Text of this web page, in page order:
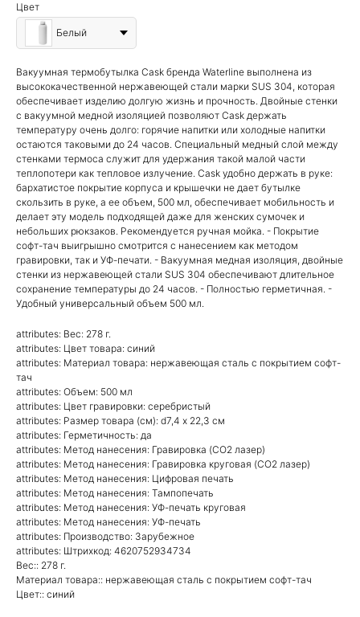
Цвет
Белый
Вакуумная термобутылка Cask бренда Waterline выполнена из
высококачественной нержавеющей стали марки SUS 304, которая
обеспечивает изделию долгую жизнь и прочность. Двойные стенки
с вакуумной медной изоляцией позволяют Cask держать
температуру очень долго: горячие напитки или холодные напитки
остаются таковыми до 24 часов. Специальный медный слой между
стенками термоса служит для удержания такой малой части
теплопотери как тепловое излучение. Cask удобно держать в руке:
бархатистое покрытие корпуса и крышечки не дает бутылке
скользить в руке, а ее объем, 500 мл, обеспечивает мобильность и
делает эту модель подходящей даже для женских сумочек и
небольших рюкзаков. Рекомендуется ручная мойка. - Покрытие
софт-тач выигрышно смотрится с нанесением как методом
гравировки, так и УФ-печати. - Вакуумная медная изоляция, двойные
стенки из нержавеющей стали SUS 304 обеспечивают длительное
сохранение температуры до 24 часов. - Полностью герметичная. -
Удобный универсальный объем 500 мл.
attributes: Вес: 278 г.
attributes: Цвет товара: синий
attributes: Материал товара: нержавеющая сталь c покрытием софт-
тач
attributes: Объем: 500 мл
attributes: Цвет гравировки: серебристый
attributes: Размер товара (см): d7,4 х 22,3 см
attributes: Герметичность: да
attributes: Метод нанесения: Гравировка (CO2 лазер)
attributes: Метод нанесения: Гравировка круговая (CO2 лазер)
attributes: Метод нанесения: Цифровая печать
attributes: Метод нанесения: Тампопечать
attributes: Метод нанесения: УФ-печать круговая
attributes: Метод нанесения: УФ-печать
attributes: Производство: Зарубежное
attributes: Штрихкод: 4620752934734
Вес:: 278 г.
Материал товара:: нержавеющая сталь c покрытием софт-тач
Цвет:: синий